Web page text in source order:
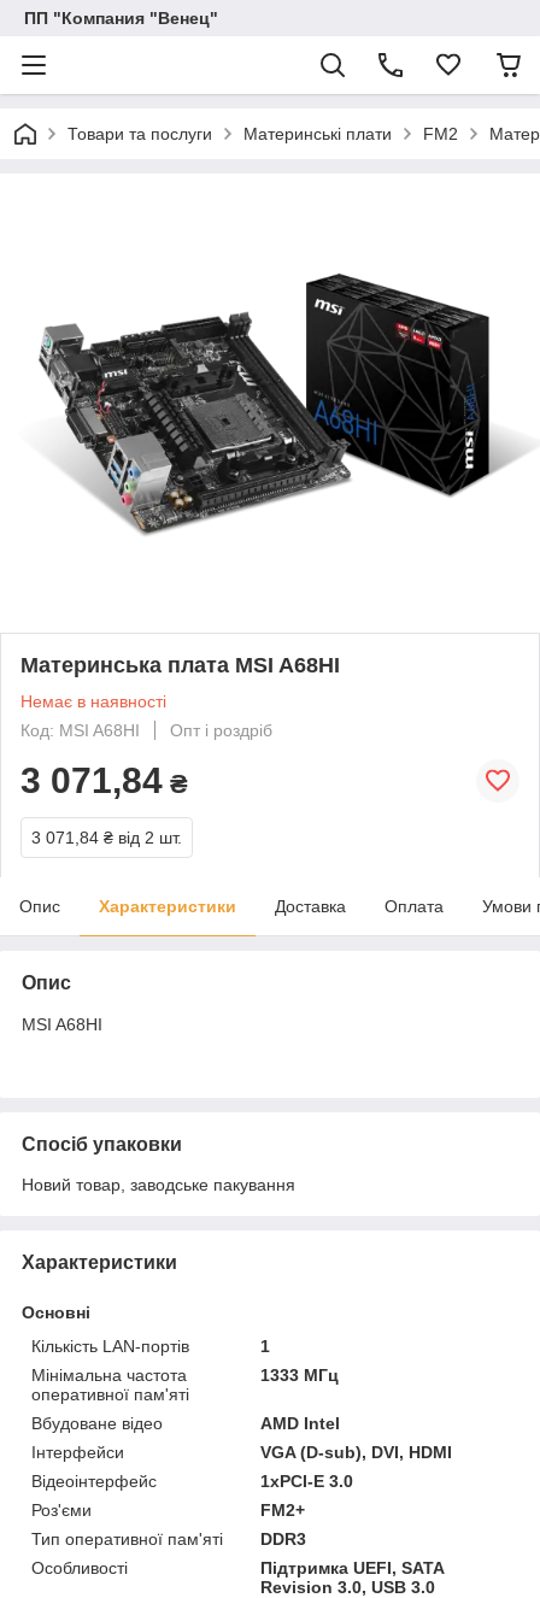
ПП "Компания "Венец"
Товари та послуги Материнські плати FM2
Материнська плата MSI A68HI
Немає в наявності
Код: MSI A68HI
Опт і роздріб
3 071,84 ₴
3 071,84 ₴ від 2 шт.
Опис Характеристики Доставка Оплата Умови
Опис
MSI A68HI
Спосіб упаковки
Новий товар, заводське пакування
Характеристики
Основні
Кількість LAN-портів
1
Мінімальна частота
оперативної пам'яті
1333 МГц
Вбудоване відео
AMD Intel
Інтерфейси
VGA (D-sub), DVI, HDMI
Відеоінтерфейс
1xPCI-E 3.0
Роз'єми
FM2+
Тип оперативної пам'яті
DDR3
Особливості
Підтримка UEFI, SATA
Revision 3.0, USB 3.0